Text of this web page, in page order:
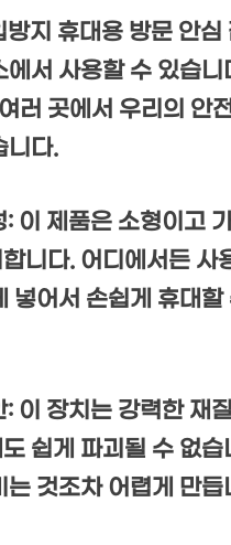
방지 휴대용 방문 안심
에서 사용할 수 있습니
러 곳에서 우리의 안
니다.
이 제품은 소형이고
니다. 어디에서든 사
넣어서 손쉽게 휴대할
이 장치는 강력한 재
쉽게 파괴될 수 없습
는 것조차 어렵게 만듭